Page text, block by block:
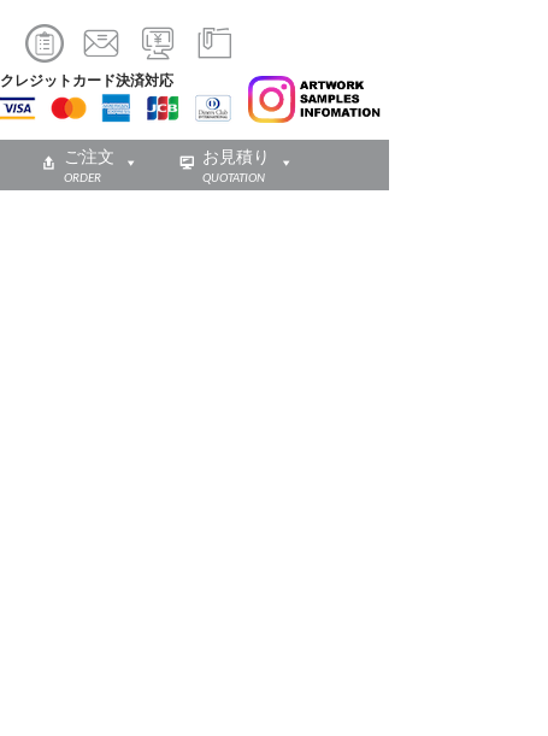
クレジットカード決済対応
ご注文
ORDER
お見積り
QUOTATION